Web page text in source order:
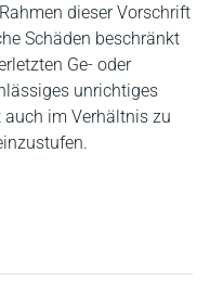
dieser Vorschrift
Schäden beschränkt
Ge- oder
unrichtiges
im Verhältnis zu